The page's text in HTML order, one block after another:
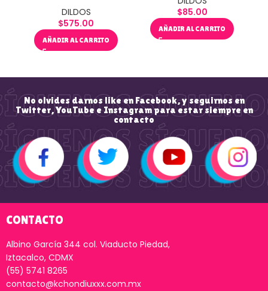
DILDOS
$575.00
AÑADIR AL CARRITO
$85.00
AÑADIR AL CARRITO
No olvides darnos like en Facebook, y seguirnos en
Twitter, YouTube e Instagram para estar siempre en
contacto
CONTACTO
Albino García 344 col. Viaducto Piedad,
Iztacalco, CDMX
(55) 5741 8265
contacto@kchondiuxxx.com.mx